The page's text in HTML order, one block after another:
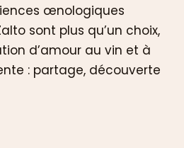
œnologiques
sont plus qu’un choix,
d’amour au vin et à
: partage, découverte